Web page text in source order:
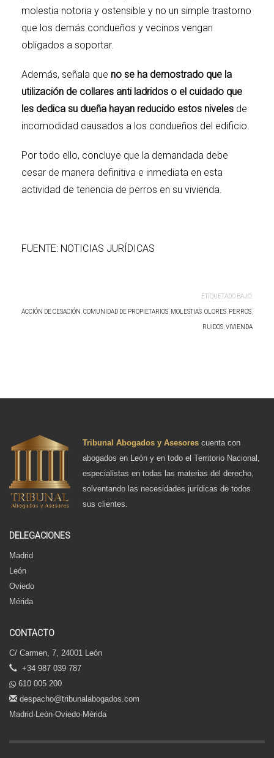
molestia notoria y ostensible y no un simple trastorno
que los demás condueños y vecinos vengan
obligados a soportar.
Además, señala que no se ha demostrado que la
utilización de collares anti ladridos o el cuidado que
les dedica su dueña hayan reducido estos niveles de
incomodidad causados a los condueños del edificio.
Por todo ello, concluye que la demandada debe
cesar de manera definitiva e inmediata en esta
actividad de tenencia de perros en su vivienda.
FUENTE: NOTICIAS JURÍDICAS
ETIQUETADO BAJO:
ACCIÓN DE CESACIÓN COMUNIDAD DE PROPIETARIOS MOLESTIAS OLORES PERROS
RUIDOS VIVIENDA
Tribunal Abogados y Asesores cuenta con
abogados en León y en todo el Territorio Nacional,
especialistas en todas las materias del derecho,
solventando las necesidades jurídicas de todos
sus clientes.
DELEGACIONES
Madrid
León
Oviedo
Mérida
CONTACTO
C/ Carmen, 7, 24001 León
+34 987 039 787
610 005 200
despacho@tribunalabogados.com
Madrid·León·Oviedo·Mérida